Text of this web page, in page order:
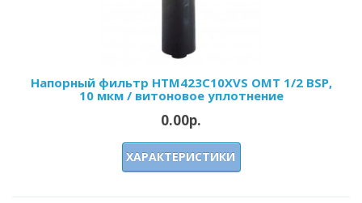
Напорный фильтр HTM423C10XVS OMT 1/2 BSP,
10 мкм / витоновое уплотнение
0.00р.
ХАРАКТЕРИСТИКИ